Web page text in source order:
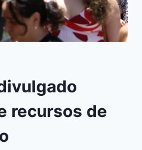
recursos de